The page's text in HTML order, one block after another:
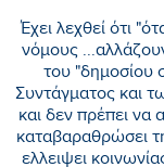
Έχει λεχθεί ότι
νόμους
του "δημοσίου
Συντάγματος και
και δεν πρέπει να
καταβαραθρώσει
ελλειψει